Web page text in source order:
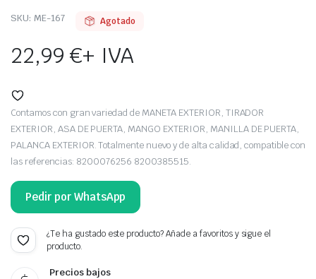
SKU: ME-167 Agotado
22,99€+ IVA
Contamos con gran variedad de MANETA EXTERIOR, TIRADOR
EXTERIOR, ASA DE PUERTA, MANGO EXTERIOR, MANILLA DE PUERTA,
PALANCA EXTERIOR. Totalmente nuevo y de alta calidad, compatible con
las referencias: 8200076256 8200385515.
Pedir por WhatsApp
¿Te ha gustado este producto? Añade a favoritos y sigue el
producto.
Precios bajos